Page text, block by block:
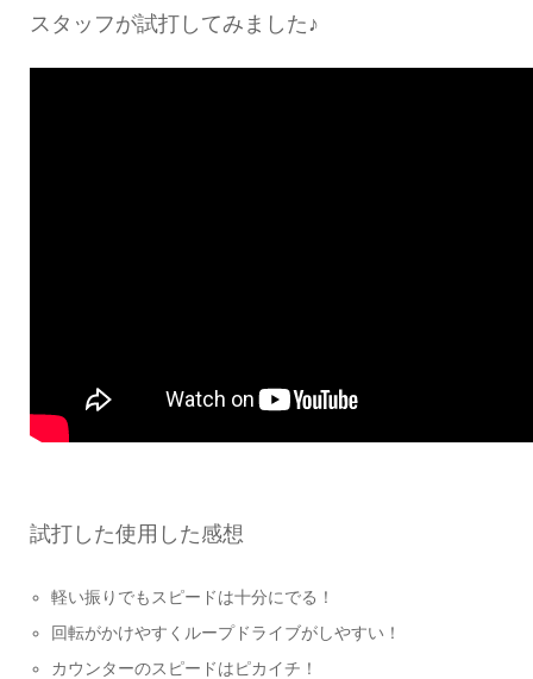
スタッフが試打してみました♪
試打した使用した感想
軽い振りでもスピードは十分にでる！
回転がかけやすくループドライブがしやすい！
カウンターのスピードはピカイチ！